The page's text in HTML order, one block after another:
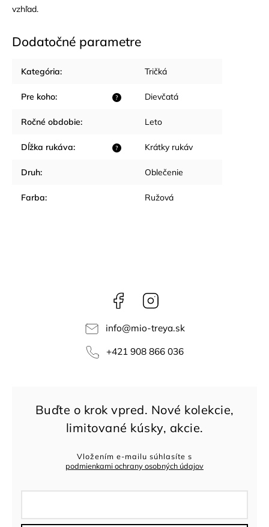
vzhľad.
Dodatočné parametre
Kategória: Tričká
?
Pre koho: Dievčatá
Ročné obdobie: Leto
?
Dĺžka rukáva: Krátky rukáv
Druh: Oblečenie
Farba: Ružová
Facebook
info@mio-treya.sk
+421 908 866 036
Vložením e-mailu súhlasíte s
podmienkami ochrany osobných údajov